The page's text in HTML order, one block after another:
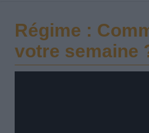
Régime :
votre semaine